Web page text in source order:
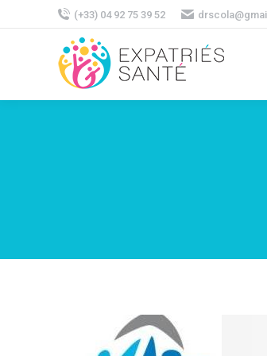
(+33) 04 92 75 39 52